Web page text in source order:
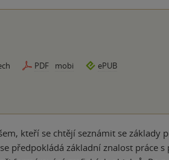
PDF mobi ePUB
kteří se chtějí seznámit se
předpokládá základní znalost práce